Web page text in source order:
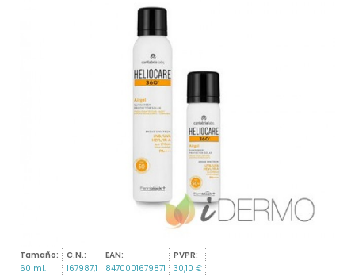
Tamaño:
60 ml.
C.N.:
167987,1
EAN:
8470001679871
PVPR:
30,10 €